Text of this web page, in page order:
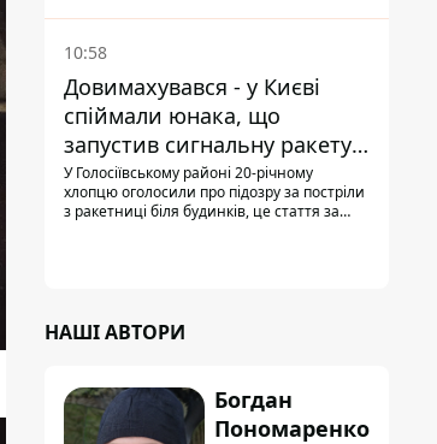
10:58
Довимахувався - у Києві
спіймали юнака, що
запустив сигнальну ракету,
аби потішити дівчат
У Голосіївському районі 20-річному
хлопцю оголосили про підозру за постріли
з ракетниці біля будинків, це стаття за
НАШІ АВТОРИ
Богдан
Пономаренко